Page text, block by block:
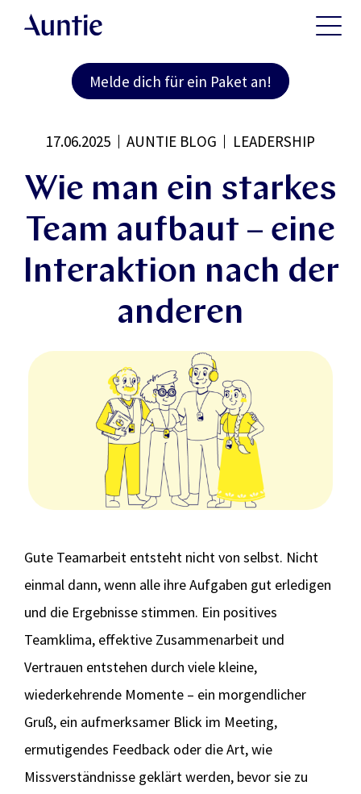
Melde dich für ein Paket an!
17.06.2025 AUNTIE BLOG LEADERSHIP
Wie man ein starkes
Team aufbaut – eine
Interaktion nach der
anderen
Gute Teamarbeit entsteht nicht von selbst. Nicht
einmal dann, wenn alle ihre Aufgaben gut erledigen
und die Ergebnisse stimmen. Ein positives
Teamklima, effektive Zusammenarbeit und
Vertrauen entstehen durch viele kleine,
wiederkehrende Momente – ein morgendlicher
Gruß, ein aufmerksamer Blick im Meeting,
ermutigendes Feedback oder die Art, wie
Missverständnisse geklärt werden, bevor sie zu